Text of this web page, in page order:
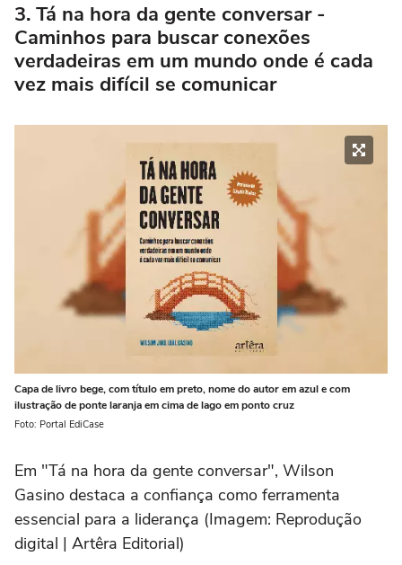
3. Tá na hora da gente conversar -
Caminhos para buscar conexões
verdadeiras em um mundo onde é cada
vez mais difícil se comunicar
Capa de livro bege, com título em preto, nome do autor em azul e com
ilustração de ponte laranja em cima de lago em ponto cruz
Foto: Portal EdiCase
Em "Tá na hora da gente conversar", Wilson
Gasino destaca a confiança como ferramenta
essencial para a liderança (Imagem: Reprodução
digital | Artêra Editorial)